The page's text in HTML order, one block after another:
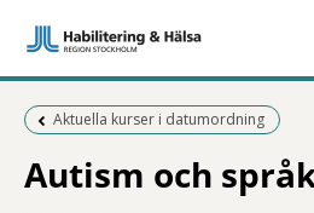
Föregående sida:
Aktuella kurser i datumordning
Autism och